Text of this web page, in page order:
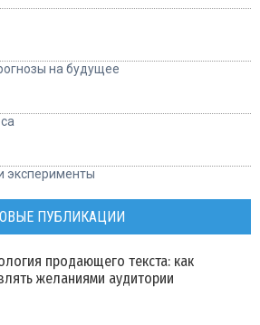
на будущее
эксперименты
ПУБЛИКАЦИИ
продающего текста: как
желаниями аудитории